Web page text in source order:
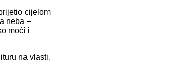
cijelom
neba –
moći i
na vlasti.